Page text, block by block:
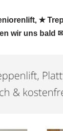
★
wir uns bald